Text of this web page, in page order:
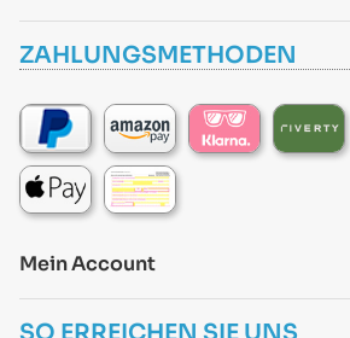
ZAHLUNGSMETHODEN
Mein Account